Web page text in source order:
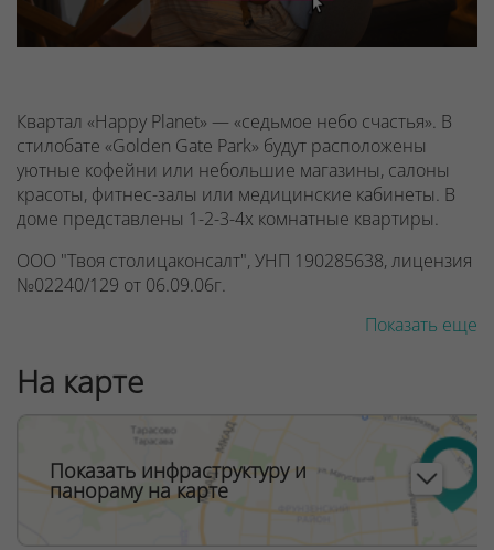
Квартал «Happy Planet» — «седьмое небо счастья». В
стилобате «Golden Gate Park» будут расположены
уютные кофейни или небольшие магазины, салоны
красоты, фитнес-залы или медицинские кабинеты. В
доме представлены 1-2-3-4х комнатные квартиры.
ООО "Твоя столицаконсалт", УНП 190285638, лицензия
№02240/129 от 06.09.06г.
Договор на оказание риэлтерских услуг № 451/6, от
Показать еще
На карте
Показать инфраструктуру и
панораму на карте